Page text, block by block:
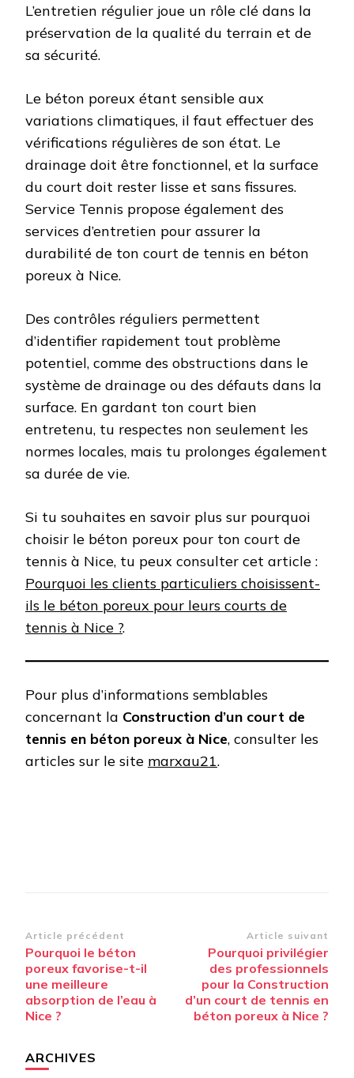
L’entretien régulier joue un rôle clé dans la
préservation de la qualité du terrain et de
sa sécurité.
Le béton poreux étant sensible aux
variations climatiques, il faut effectuer des
vérifications régulières de son état. Le
drainage doit être fonctionnel, et la surface
du court doit rester lisse et sans fissures.
Service Tennis propose également des
services d’entretien pour assurer la
durabilité de ton court de tennis en béton
poreux à Nice.
Des contrôles réguliers permettent
d’identifier rapidement tout problème
potentiel, comme des obstructions dans le
système de drainage ou des défauts dans la
surface. En gardant ton court bien
entretenu, tu respectes non seulement les
normes locales, mais tu prolonges également
sa durée de vie.
Si tu souhaites en savoir plus sur pourquoi
choisir le béton poreux pour ton court de
tennis à Nice, tu peux consulter cet article :
Pourquoi les clients particuliers choisissent-
ils le béton poreux pour leurs courts de
tennis à Nice ?.
Pour plus d’informations semblables
concernant la Construction d’un court de
tennis en béton poreux à Nice, consulter les
articles sur le site marxau21.
Navigation
d’article
Article précédent
Pourquoi le béton
poreux favorise-t-il
une meilleure
absorption de l’eau à
Nice ?
Article suivant
Pourquoi privilégier
des professionnels
pour la Construction
d’un court de tennis en
béton poreux à Nice ?
ARCHIVES